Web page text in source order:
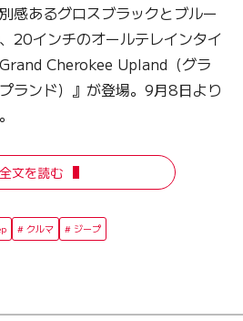
感あるグロスブラックとブルー
20インチのオールテレインタイ
Cherokee Upland（グラ
ランド）』が登場。9月8日より
全文を読む
クルマ ジープ